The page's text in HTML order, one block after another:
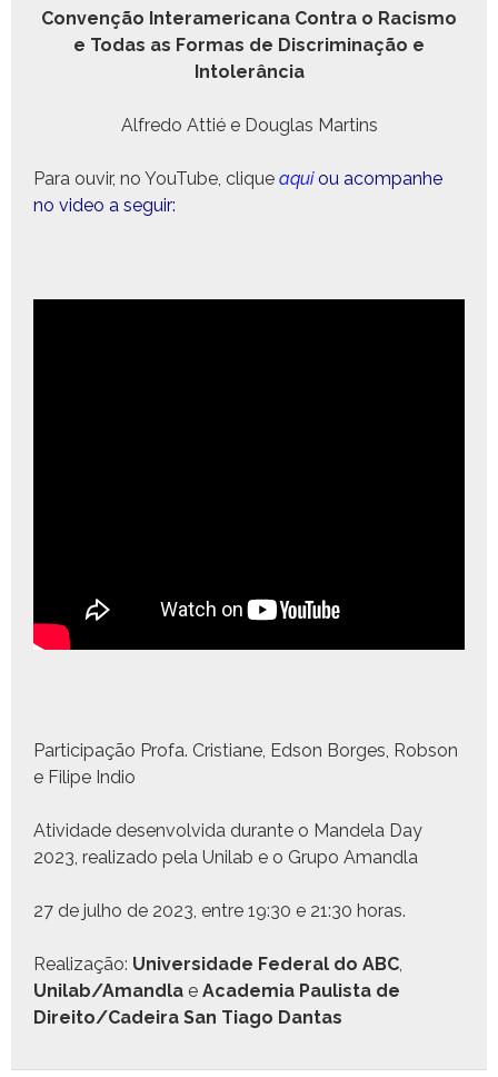
Con­venção Inter­amer­i­cana Con­tra o Racis­mo
e Todas as For­mas de Dis­crim­i­nação e
Intolerância
Alfre­do Attié e Dou­glas Martins
Para ouvir, no YouTube, clique aqui ou acom­pan­he
no video a seguir:
Par­tic­i­pação Pro­fa. Cris­tiane, Edson Borges, Rob­son
e Fil­ipe Indio
Ativi­dade desen­volvi­da durante o Man­dela Day
2023, real­iza­do pela Uni­lab e o Grupo Amandla
27 de jul­ho de 2023, entre 19:30 e 21:30 horas.
Real­iza­ção: Uni­ver­si­dade Fed­er­al do ABC,
Unilab/Amandla e Acad­e­mia Paulista de
Direito/Cadeira San Tia­go Dantas